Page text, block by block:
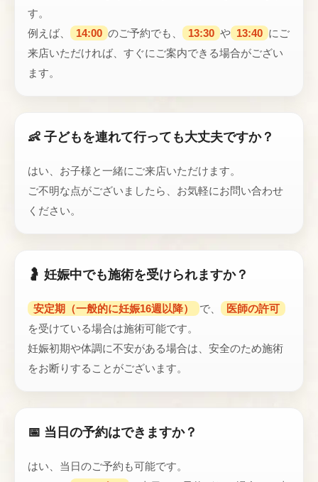
す。
例えば、
14:00 のご予約でも、 13:30 や 13:40 にご
来店いただければ、すぐにご案内できる場合がござい
ます。
👶 子どもを連れて行っても大丈夫ですか？
はい、お子様と一緒にご来店いただけます。
ご不明な点がございましたら、お気軽にお問い合わせ
ください。
🤰 妊娠中でも施術を受けられますか？
安定期（一般的に妊娠16週以降） で、
医師の許可
を受けている場合は施術可能です。
妊娠初期や体調に不安がある場合は、安全のため施術
をお断りすることがございます。
📅 当日の予約はできますか？
はい、当日のご予約も可能です。